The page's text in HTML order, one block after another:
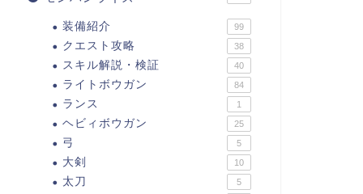
装備紹介 99
クエスト攻略 38
スキル解説・検証 40
ライトボウガン 84
ランス 1
ヘビィボウガン 25
弓 5
大剣 10
太刀 5